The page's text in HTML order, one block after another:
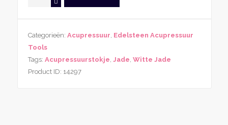
aantal
Categorieën: Acupressuur Edelsteen Acupressuur
Tools
Tags: Acupressuurstokje Jade Witte Jade
Product ID: 14297